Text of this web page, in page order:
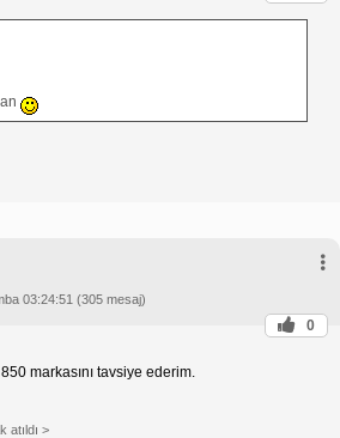
03:24:51 (305 mesaj)
0
markasını tavsiye ederim.
atıldı >